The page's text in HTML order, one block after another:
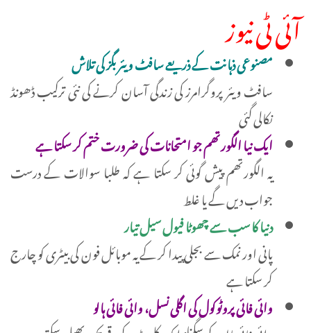
آئی ٹی نیوز
مصنوعی ذہانت کے ذریعے سافٹ ویئر بگز کی تلاش
سافٹ ویئر پروگرامرز کی زندگی آسان کرنے کی نئی ترکیب ڈھونڈ
نکالی گئی
ایک نیا الگورتھم جو امتحانات کی ضرورت ختم کر سکتا ہے
یہ الگورتھم پیش گوئی کر سکتا ہے کہ طلبا سوالات کے درست
جواب دیں گے یا غلط
دنیا کا سب سے چھوٹا فیول سیل تیار
پانی اور نمک سے بجلی پیدا کر کے یہ موبائل فون کی بیٹری کو چارج
کر سکتا ہے
وائی فائی پروٹوکول کی اگلی نسل، وائی فائی ہالو